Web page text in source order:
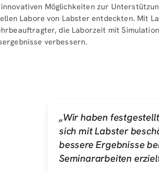
innovativen Möglichkeiten zur
Labore von Labster entdeckten. Mit
die Laborzeit mit
verbessern.
„Wir haben
sich mit Labster
bessere Ergebnisse
Seminararbeiten